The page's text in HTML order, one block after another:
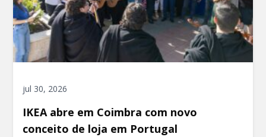
jul 30, 2026
IKEA abre em Coimbra com novo
conceito de loja em Portugal